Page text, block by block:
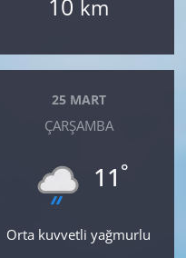
10 km
25 MART
ÇARŞAMBA
11 °
Orta kuvvetli yağmurlu